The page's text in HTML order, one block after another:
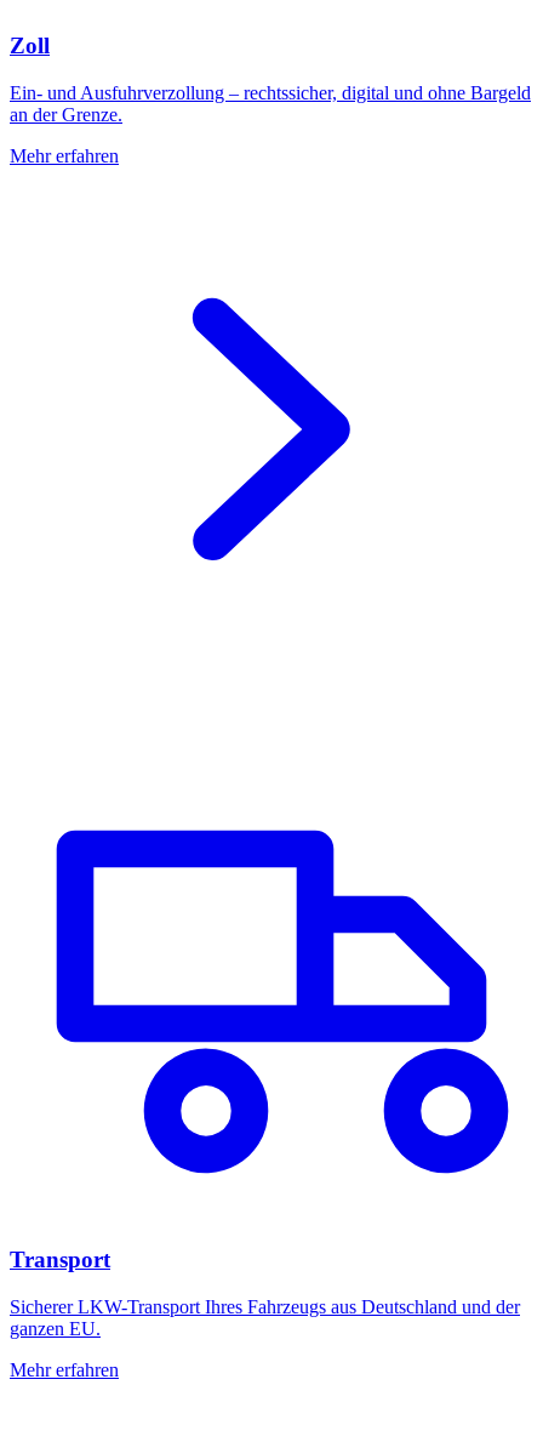
Zoll
Ein- und Ausfuhrverzollung – rechtssicher, digital und ohne Bargeld
an der Grenze.
Mehr erfahren
Transport
Sicherer LKW-Transport Ihres Fahrzeugs aus Deutschland und der
ganzen EU.
Mehr erfahren